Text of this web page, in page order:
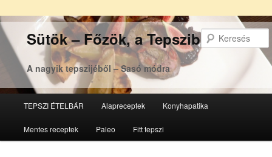
Sütök – Főzök, a Tepsziből
A nagyik tepszijéből – Sasó módra
Tovább
az
Tovább
a
TEPSZI ÉTELBÁR Alapreceptek Konyhapatika
Mentes receptek Paleo Fitt tepszi